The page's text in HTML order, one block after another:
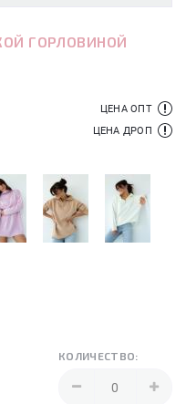
ГОРЛОВИНОЙ
ЦЕНА ОПТ
ЦЕНА ДРОП
КОЛИЧЕСТВО: